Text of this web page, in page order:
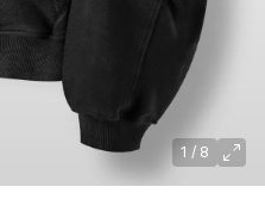
1 / 8